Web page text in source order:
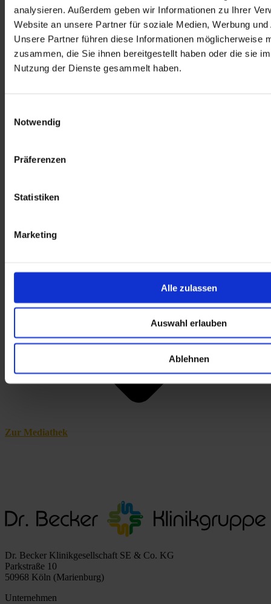
analysieren. Außerdem geben wir Informationen zu Ihrer
Website an unsere Partner für soziale Medien, Werbung
Unsere Partner führen diese Informationen möglicherweise
zusammen, die Sie ihnen bereitgestellt haben oder die sie
Nutzung der Dienste gesammelt haben.
Notwendig
Präferenzen
Statistiken
Marketing
Alle zulassen
Auswahl erlauben
Ablehnen
Reha kann neue Impulse setzen, wenn ambulante Wege an ihre
Grenzen stoßen – und hilft, Verhaltensmuster bewusst zu
unterbrechen.
Kommunikation finden Sie in unserer Mediathek:
Zur Mediathek
Dr. Becker Klinikgesellschaft SE & Co. KG
Parkstraße 10
50968 Köln (Marienburg)
Unternehmen